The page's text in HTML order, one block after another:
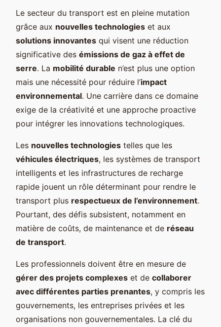
Le secteur du transport est en pleine mutation
grâce aux nouvelles technologies et aux
solutions innovantes qui visent une réduction
significative des émissions de gaz à effet de
serre. La mobilité durable n’est plus une option
mais une nécessité pour réduire l’impact
environnemental. Une carrière dans ce domaine
exige de la créativité et une approche proactive
pour intégrer les innovations technologiques.
Les nouvelles technologies telles que les
véhicules électriques, les systèmes de transport
intelligents et les infrastructures de recharge
rapide jouent un rôle déterminant pour rendre le
transport plus respectueux de l’environnement.
Pourtant, des défis subsistent, notamment en
matière de coûts, de maintenance et de réseau
de transport.
Les professionnels doivent être en mesure de
gérer des projets complexes et de collaborer
avec différentes parties prenantes, y compris les
gouvernements, les entreprises privées et les
organisations non gouvernementales. La clé du